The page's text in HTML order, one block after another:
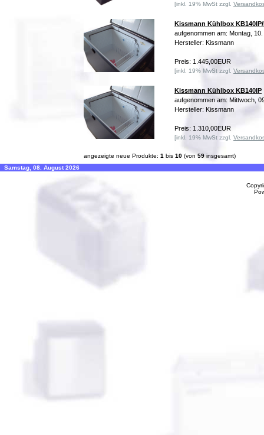
[inkl. 19% MwSt zzgl.
Kissmann Kühlbox KB140IP/
aufgenommen am: Montag,
Hersteller: Kissmann
Preis: 1.445,00EUR
[inkl. 19% MwSt zzgl.
Kissmann Kühlbox KB140IP
aufgenommen am: Mittwoch,
Hersteller: Kissmann
Preis: 1.310,00EUR
[inkl. 19% MwSt zzgl.
angezeigte neue Produkte: 1 bis 10 (von 59 insgesamt)
Samstag, 08. August 2026